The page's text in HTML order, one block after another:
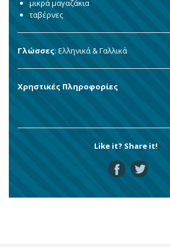
μικρά μαγαζάκια
ταβέρνες
Γλώσσες: Ελληνικά & Γαλλικά
Χρηστικές Πληροφορίες
Like it? Share it!